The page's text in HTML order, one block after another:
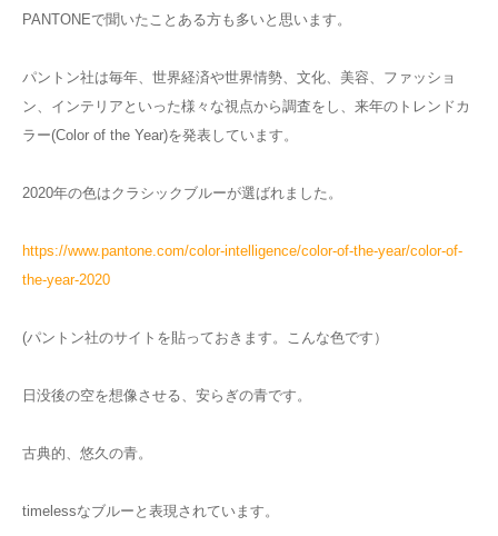
PANTONEで聞いたことある方も多いと思います。
パントン社は毎年、世界経済や世界情勢、文化、美容、ファッショ
ン、インテリアといった様々な視点から調査をし、来年のトレンドカ
ラー(Color of the Year)を発表しています。
2020年の色はクラシックブルーが選ばれました。
https://www.pantone.com/color-intelligence/color-of-the-year/color-of-
the-year-2020
(パントン社のサイトを貼っておきます。こんな色です）
日没後の空を想像させる、安らぎの青です。
古典的、悠久の青。
timelessなブルーと表現されています。